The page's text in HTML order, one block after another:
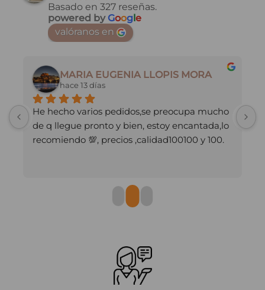
opciones
se
pueden
la
página
de
producto
página
Basado en 327 reseñas.
powered by Goog e
valóranos en
MARIA EUGENIA LLOPIS MORA
hace 13 días
He hecho varios pedidos,se preocupa mucho
de q llegue pronto y bien, estoy encantada,lo
recomiendo 💯, precios ,calidad100100 y 100.